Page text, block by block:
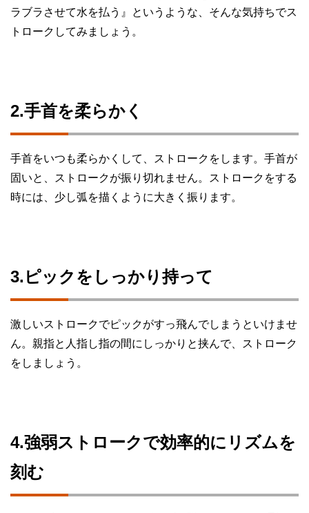
ラブラさせて水を払う』というような、そんな気持ちでス
トロークしてみましょう。
2.手首を柔らかく
手首をいつも柔らかくして、ストロークをします。手首が
固いと、ストロークが振り切れません。ストロークをする
時には、少し弧を描くように大きく振ります。
3.ピックをしっかり持って
激しいストロークでピックがすっ飛んでしまうといけませ
ん。親指と人指し指の間にしっかりと挟んで、ストローク
をしましょう。
4.強弱ストロークで効率的にリズムを
刻む